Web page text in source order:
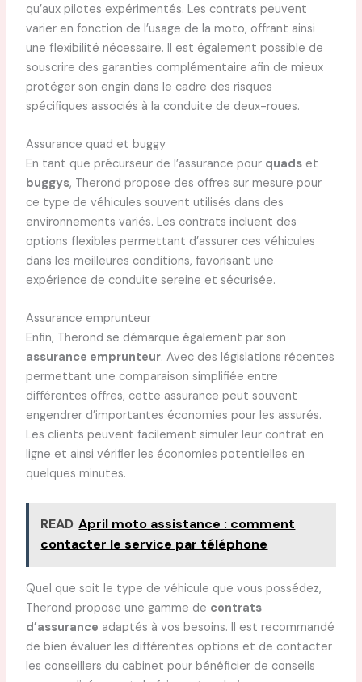
qu’aux pilotes expérimentés. Les contrats peuvent
varier en fonction de l’usage de la moto, offrant ainsi
une flexibilité nécessaire. Il est également possible de
souscrire des garanties complémentaire afin de mieux
protéger son engin dans le cadre des risques
spécifiques associés à la conduite de deux-roues.
Assurance quad et buggy
En tant que précurseur de l’assurance pour quadset
buggys, Therond propose des offres sur mesure pour
ce type de véhicules souvent utilisés dans des
environnements variés. Les contrats incluent des
options flexibles permettant d’assurer ces véhicules
dans les meilleures conditions, favorisant une
expérience de conduite sereine et sécurisée.
Assurance emprunteur
Enfin, Therond se démarque également par son
assurance emprunteur. Avec des législations récentes
permettant une comparaison simplifiée entre
différentes offres, cette assurance peut souvent
engendrer d’importantes économies pour les assurés.
Les clients peuvent facilement simuler leur contrat en
ligne et ainsi vérifier les économies potentielles en
quelques minutes.
READ April moto assistance : comment
contacter le service par téléphone
Quel que soit le type de véhicule que vous possédez,
Therond propose une gamme de contrats
d’assurance adaptés à vos besoins. Il est recommandé
de bien évaluer les différentes options et de contacter
les conseillers du cabinet pour bénéficier de conseils